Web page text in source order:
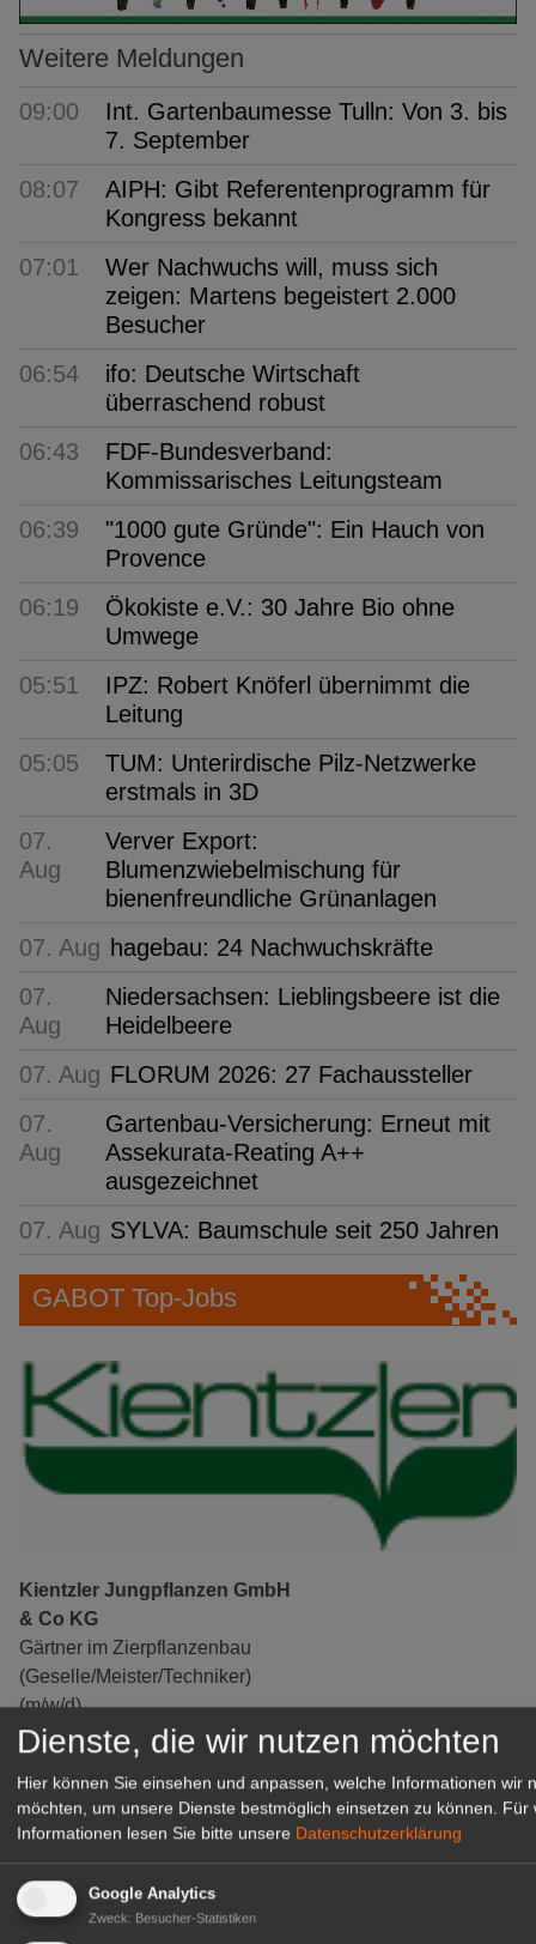
Weitere Meldungen
09:00
Int. Gartenbaumesse Tulln: Von 3. bis
7. September
08:07
AIPH: Gibt Referentenprogramm für
Kongress bekannt
07:01
Wer Nachwuchs will, muss sich
zeigen: Martens begeistert 2.000
Besucher
06:54
ifo: Deutsche Wirtschaft
überraschend robust
06:43
FDF-Bundesverband:
Kommissarisches Leitungsteam
06:39
"1000 gute Gründe": Ein Hauch von
Provence
06:19
Ökokiste e.V.: 30 Jahre Bio ohne
Umwege
05:51
IPZ: Robert Knöferl übernimmt die
Leitung
05:05
TUM: Unterirdische Pilz-Netzwerke
erstmals in 3D
07.
Aug
Verver Export:
Blumenzwiebelmischung für
bienenfreundliche Grünanlagen
07. Aug hagebau: 24 Nachwuchskräfte
07.
Aug
Niedersachsen: Lieblingsbeere ist die
Heidelbeere
07. Aug FLORUM 2026: 27 Fachaussteller
07.
Aug
Gartenbau-Versicherung: Erneut mit
Assekurata-Reating A++
ausgezeichnet
07. Aug SYLVA: Baumschule seit 250 Jahren
GABOT Top-Jobs
Kientzler Jungpflanzen GmbH
& Co KG
Gärtner im Zierpflanzenbau
(Geselle/Meister/Techniker)
(m/w/d)
Gensingen
Dienste, die wir nutzen möchten
Hier können Sie einsehen und anpassen, welche Informationen wir
möchten, um unsere Dienste bestmöglich einsetzen zu können.
Für
Informationen lesen Sie bitte unsere Datenschutzerklärung
Google Analytics
Zweck: Besucher-Statistiken